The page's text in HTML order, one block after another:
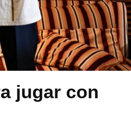
jugar con